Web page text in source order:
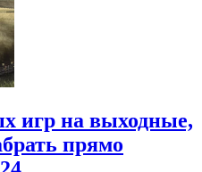
игр на выходные,
прямо